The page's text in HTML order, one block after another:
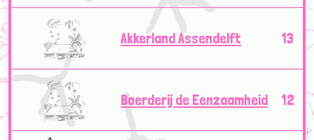
Akkerland Assendelft 13
Boerderij de Eenzaamheid 12